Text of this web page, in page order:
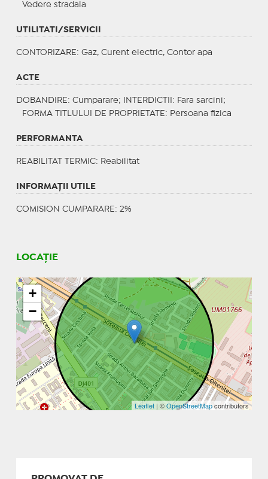
Vedere stradala
UTILITATI/SERVICII
CONTORIZARE : Gaz, Curent electric, Contor apa
ACTE
DOBANDIRE : Cumparare; INTERDICTII : Fara sarcini;
FORMA TITLULUI DE PROPRIETATE : Persoana fizica
PERFORMANTA
REABILITAT TERMIC: Reabilitat
INFORMAŢII UTILE
COMISION CUMPARARE: 2%
LOCAȚIE
+
−
Leaflet | ©OpenStreetMapcontributors